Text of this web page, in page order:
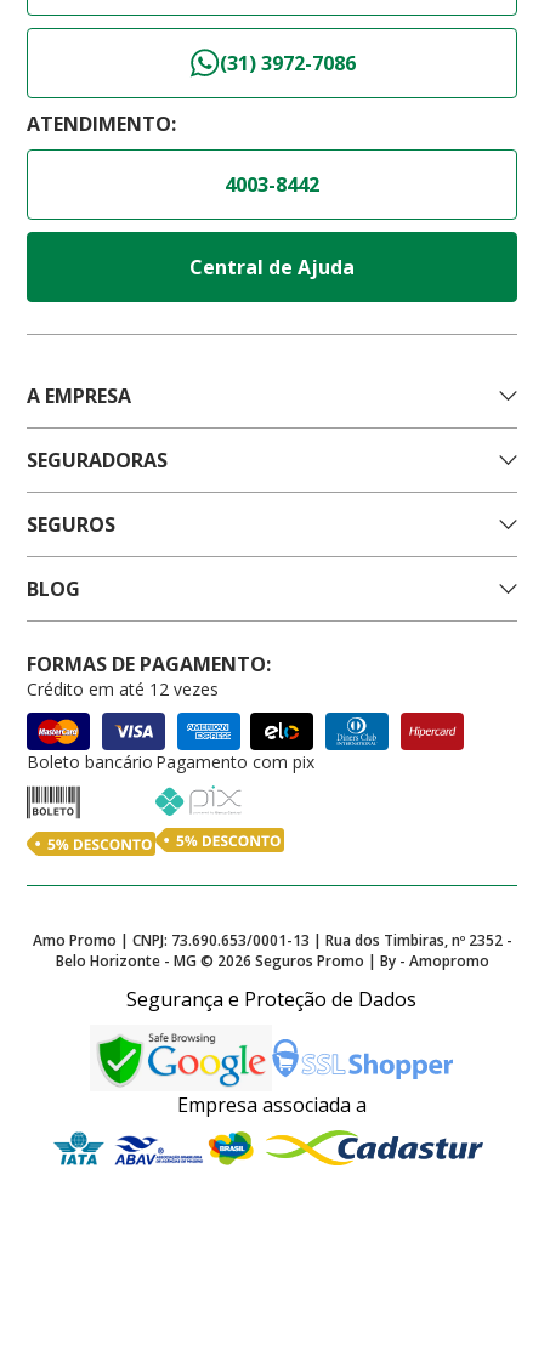
(31) 3972-7086
ATENDIMENTO:
4003-8442
Central de Ajuda
A EMPRESA
SEGURADORAS
SEGUROS
BLOG
FORMAS DE PAGAMENTO:
Crédito em até 12 vezes
Boleto bancário Pagamento com pix
Amo Promo | CNPJ: 73.690.653/0001-13 | Rua dos Timbiras, nº 2352 -
Belo Horizonte - MG © 2026 Seguros Promo | By - Amopromo
Segurança e Proteção de Dados
Empresa associada a